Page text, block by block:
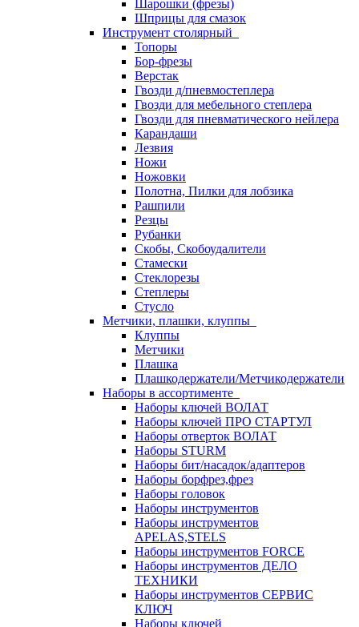
Шарошки (фрезы)
Шприцы для смазок
Инструмент столярный
Топоры
Бор-фрезы
Верстак
Гвозди д/пневмостеплера
Гвозди для мебельного степлера
Гвозди для пневматического нейлера
Карандаши
Лезвия
Ножи
Ножовки
Полотна, Пилки для лобзика
Рашпили
Резцы
Рубанки
Скобы, Скобоудалители
Стамески
Стеклорезы
Степлеры
Стусло
Метчики, плашки, клуппы
Клуппы
Метчики
Плашка
Плашкодержатели/Метчикодержатели
Наборы в ассортименте
Наборы ключей ВОЛАТ
Наборы ключей ПРО СТАРТУЛ
Наборы отверток ВОЛАТ
Наборы STURM
Наборы бит/насадок/адаптеров
Наборы борфрез,фрез
Наборы головок
Наборы инструментов
Наборы инструментов
APELAS,STELS
Наборы инструментов FORCE
Наборы инструментов ДЕЛО
ТЕХНИКИ
Наборы инструментов СЕРВИС
КЛЮЧ
Наборы ключей